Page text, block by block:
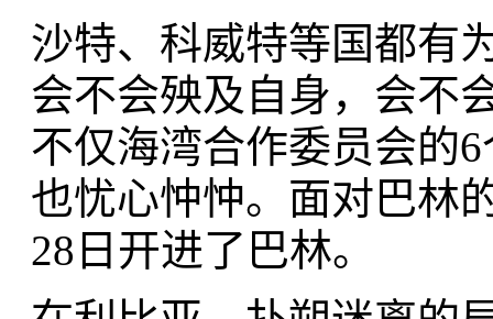
沙特、科威特等国都有
会不会殃及自身，会不
不仅海湾合作委员会的
也忧心忡忡。面对巴林
28日开进了巴林。